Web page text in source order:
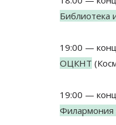
Библиотека
19:00 —
ОЦКНТ
19:00 —
Филармония